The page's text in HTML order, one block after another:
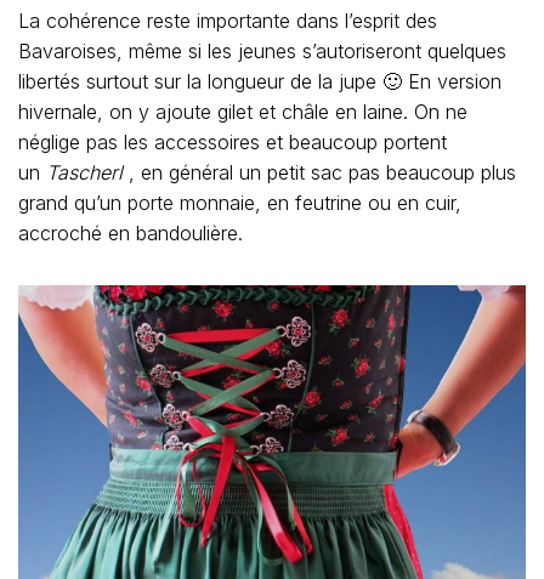
La cohérence reste importante dans l’esprit des
Bavaroises, même si les jeunes s’autoriseront quelques
libertés surtout sur la longueur de la jupe 🙂 En version
hivernale, on y ajoute gilet et châle en laine. On ne
néglige pas les accessoires et beaucoup portent
un Tascherl, en général un petit sac pas beaucoup plus
grand qu’un porte monnaie, en feutrine ou en cuir,
accroché en bandoulière.